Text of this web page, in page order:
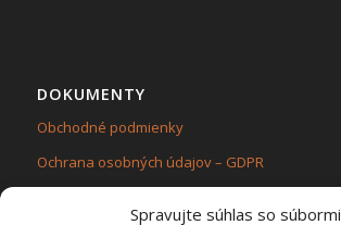
Spravujte súhlas so súbormi
DOKUMENTY
Obchodné podmienky
Ochrana osobných údajov – GDPR